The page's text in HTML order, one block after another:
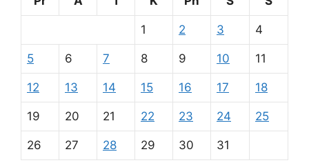
1 2 3 4
5 6 7 8 9 10 11
12 13 14 15 16 17 18
19 20 21 22 23 24 25
26 27 28 29 30 31